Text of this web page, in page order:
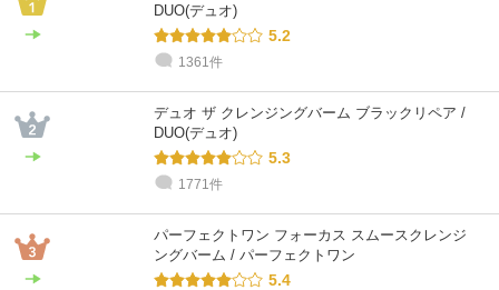
DUO(デュオ)
5.2
1361件
デュオ ザ クレンジングバーム ブラックリペア /
DUO(デュオ)
5.3
1771件
パーフェクトワン フォーカス スムースクレンジ
ングバーム / パーフェクトワン
5.4